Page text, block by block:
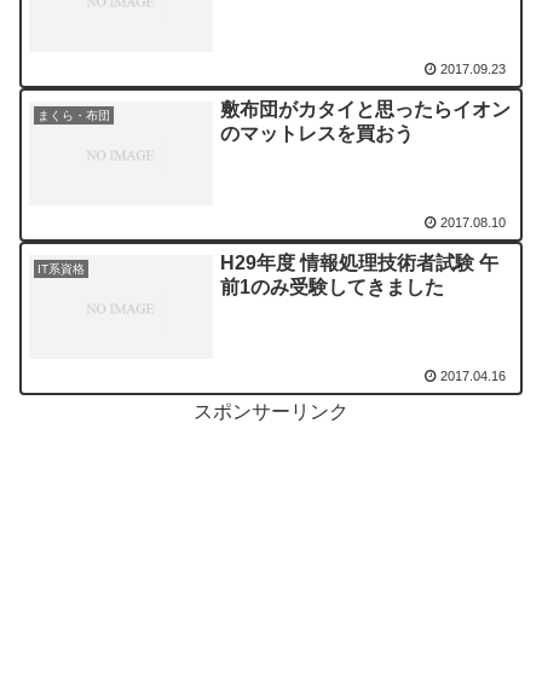
2017.09.23
まくら・布団
敷布団がカタイと思ったらイオン
のマットレスを買おう
2017.08.10
IT系資格
H29年度 情報処理技術者試験 午
前1のみ受験してきました
2017.04.16
スポンサーリンク